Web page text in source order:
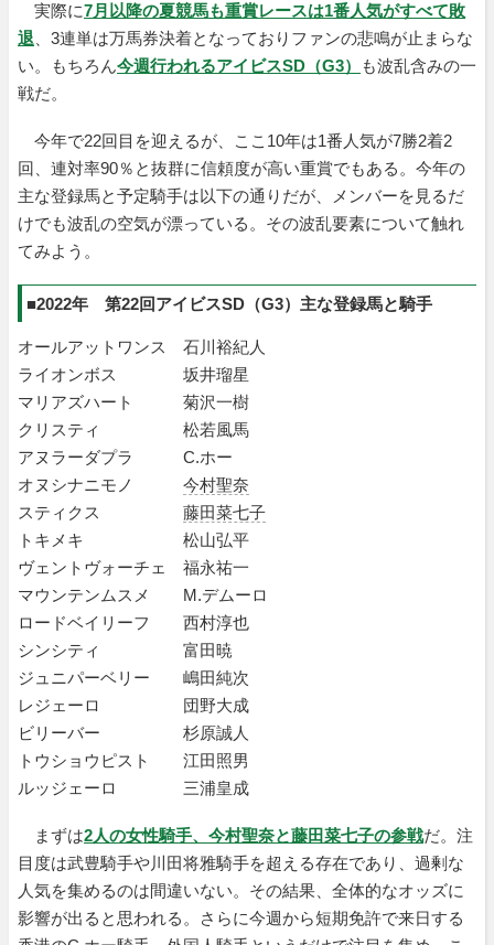
実際に7月以降の夏競馬も重賞レースは1番人気がすべて敗
退 、3連単は万馬券決着となっておりファンの悲鳴が止まらな
い。もちろん今週行われるアイビスSD（G3）
も波乱含みの一
戦だ。
今年で22回目を迎えるが、ここ10年は1番人気が7勝2着2
回、連対率90％と抜群に信頼度が高い重賞でもある。今年の
主な登録馬と予定騎手は以下の通りだが、メンバーを見るだ
けでも波乱の空気が漂っている。その波乱要素について触れ
てみよう。
■2022年 第22回アイビスSD（G3）主な登録馬と騎手
オールアットワンス 石川裕紀人
ライオンボス 坂井瑠星
マリアズハート 菊沢一樹
クリスティ 松若風馬
アヌラーダプラ C.ホー
オヌシナニモノ 今村聖奈
スティクス 藤田菜七子
トキメキ 松山弘平
ヴェントヴォーチェ 福永祐一
マウンテンムスメ M.デムーロ
ロードベイリーフ 西村淳也
シンシティ 富田暁
ジュニパーベリー 嶋田純次
レジェーロ 団野大成
ビリーバー 杉原誠人
トウショウピスト 江田照男
ルッジェーロ 三浦皇成
まずは2人の女性騎手、今村聖奈と藤田菜七子の参戦だ。注
目度は武豊騎手や川田将雅騎手を超える存在であり、過剰な
人気を集めるのは間違いない。その結果、全体的なオッズに
影響が出ると思われる。さらに今週から短期免許で来日する